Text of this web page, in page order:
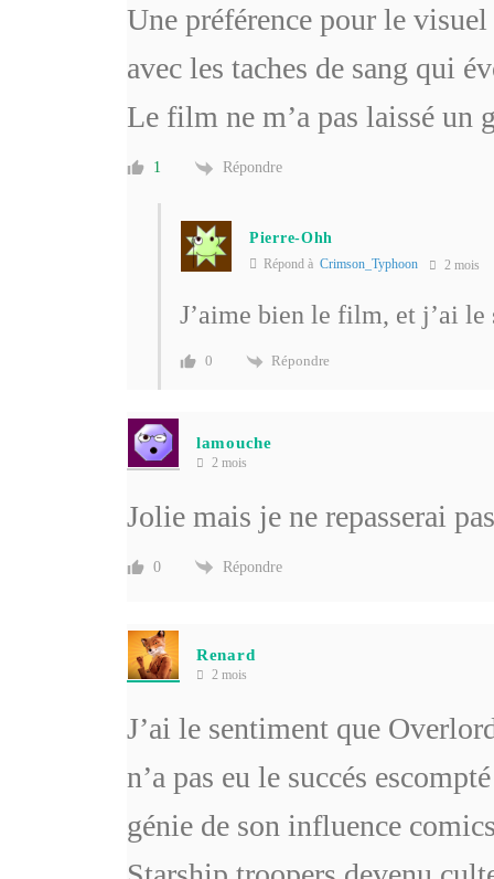
Une préférence pour le
avec les taches de sang qui
Le film ne m’a pas laissé un
1 Répondre
Pierre-Ohh
Répond à Crimson_Typhoon 2 mois
J’aime bien le film, et j’ai
0 Répondre
lamouche
2 mois
Jolie mais je ne repasserai
0 Répondre
Renard
2 mois
J’ai le sentiment que
n’a pas eu le succés
génie de son influence